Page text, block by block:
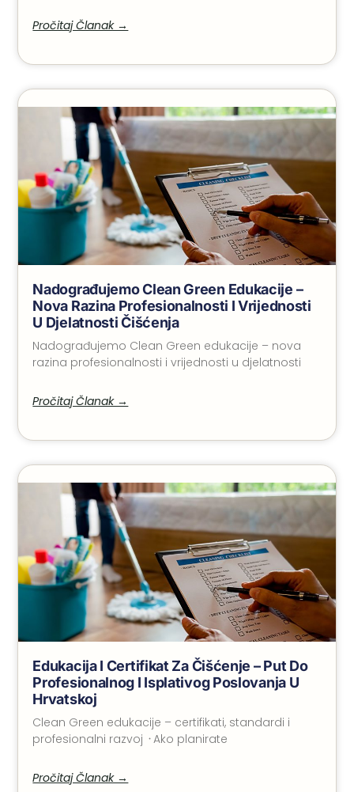
Pročitaj Članak →
Nadograđujemo Clean Green Edukacije –
Nova Razina Profesionalnosti I Vrijednosti
U Djelatnosti Čišćenja
Nadograđujemo Clean Green edukacije – nova
razina profesionalnosti i vrijednosti u djelatnosti
Pročitaj Članak →
Edukacija I Certifikat Za Čišćenje – Put Do
Profesionalnog I Isplativog Poslovanja U
Hrvatskoj
Clean Green edukacije – certifikati, standardi i
profesionalni razvoj ᠂ Ako planirate
Pročitaj Članak →